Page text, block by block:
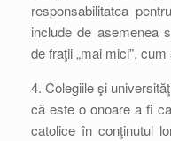
responsabilitatea
include de asemenea
de fraţii „mai mici”,
4. Colegiile şi
că este o onoare a fi
catolice în conţinutul